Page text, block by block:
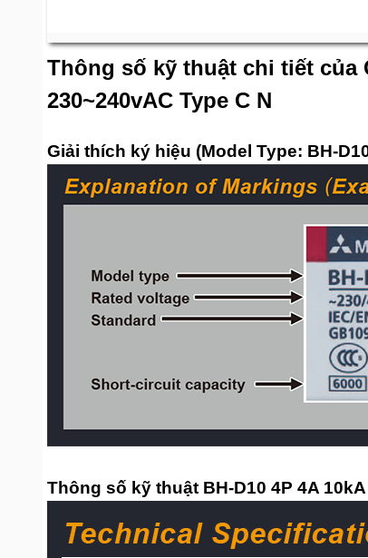
Thông số kỹ thuật chi tiết của
230~240vAC Type C N
Giải thích ký hiệu (Model Type: BH-
Thông số kỹ thuật BH-D10 4P 4A